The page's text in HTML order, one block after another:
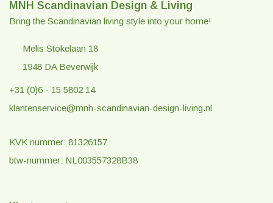
MNH Scandinavian Design & Living
Bring the Scandinavian living style into your home!
Melis Stokelaan 18
1948 DA Beverwijk
+31 (0)6 - 15 5802 14
klantenservice@mnh-scandinavian-design-living.nl
KVK nummer: 81326157
btw-nummer: NL003557328B38